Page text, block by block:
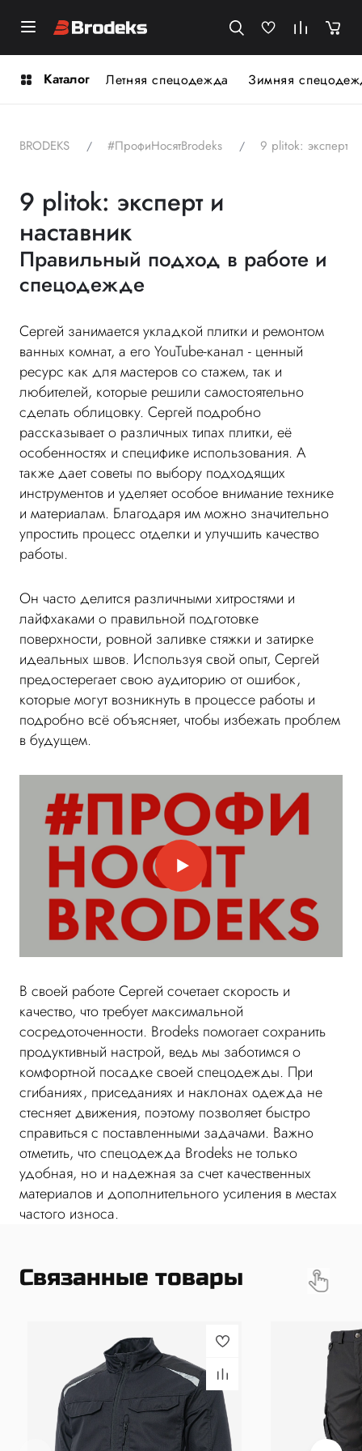
Каталог Летняя спецодежда Зимняя
BRODEKS #ПрофиНосятBrodeks 9 plitok: эксперт и
9 plitok: эксперт и
наставник
Правильный подход в работе и
спецодежде
Сергей занимается укладкой плитки и ремонтом
ванных комнат, а его YouTube-канал - ценный
ресурс как для мастеров со стажем, так и
любителей, которые решили самостоятельно
сделать облицовку. Сергей подробно
рассказывает о различных типах плитки, её
особенностях и специфике использования. А
также дает советы по выбору подходящих
инструментов и уделяет особое внимание технике
и материалам. Благодаря им можно значительно
упростить процесс отделки и улучшить качество
работы.
Он часто делится различными хитростями и
лайфхаками о правильной подготовке
поверхности, ровной заливке стяжки и затирке
идеальных швов. Используя свой опыт, Сергей
предостерегает свою аудиторию от ошибок,
которые могут возникнуть в процессе работы и
подробно всё объясняет, чтобы избежать проблем
в будущем.
В своей работе Сергей сочетает скорость и
качество, что требует максимальной
сосредоточенности. Brodeks помогает сохранить
продуктивный настрой, ведь мы заботимся о
комфортной посадке своей спецодежды. При
сгибаниях, приседаниях и наклонах одежда не
стесняет движения, поэтому позволяет быстро
справиться с поставленными задачами. Важно
отметить, что спецодежда Brodeks не только
удобная, но и надежная за счет качественных
материалов и дополнительного усиления в местах
частого износа.
Связанные товары